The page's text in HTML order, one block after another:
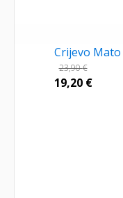
Crijevo
23,90€
19,20 €